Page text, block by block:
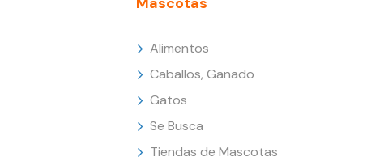
Alimentos
Caballos, Ganado
Gatos
Se Busca
Tiendas de Mascotas